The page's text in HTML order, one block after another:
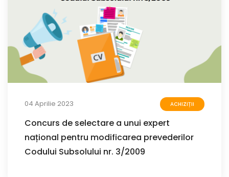
04 Aprilie 2023 ACHIZIȚII
Concurs de selectare a unui expert
național pentru modificarea prevederilor
Codului Subsolului nr. 3/2009